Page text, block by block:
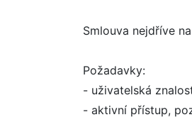
Smlouva nejdříve
Požadavky:
- uživatelská
- aktivní přístup,